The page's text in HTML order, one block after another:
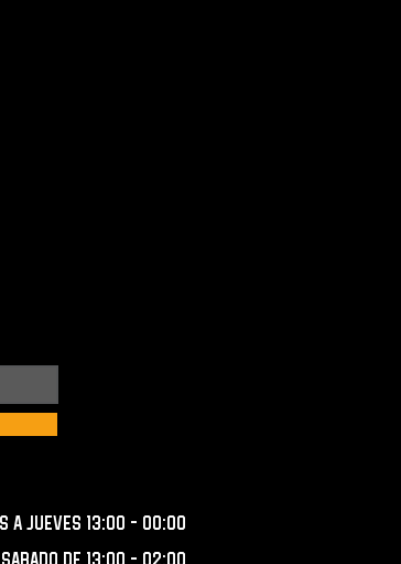
a JUEVES 13:00 - 00:00